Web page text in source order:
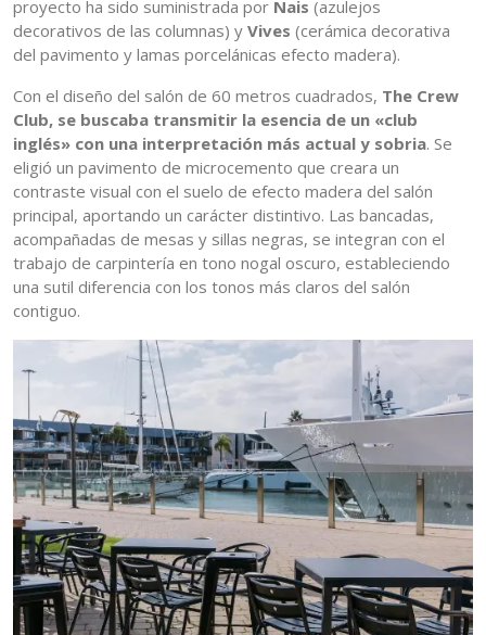
proyecto ha sido suministrada por Nais (azulejos
decorativos de las columnas) y Vives (cerámica decorativa
del pavimento y lamas porcelánicas efecto madera).
Con el diseño del salón de 60 metros cuadrados, The Crew
Club, se buscaba transmitir la esencia de un «club
inglés» con una interpretación más actual y sobria. Se
eligió un pavimento de microcemento que creara un
contraste visual con el suelo de efecto madera del salón
principal, aportando un carácter distintivo. Las bancadas,
acompañadas de mesas y sillas negras, se integran con el
trabajo de carpintería en tono nogal oscuro, estableciendo
una sutil diferencia con los tonos más claros del salón
contiguo.